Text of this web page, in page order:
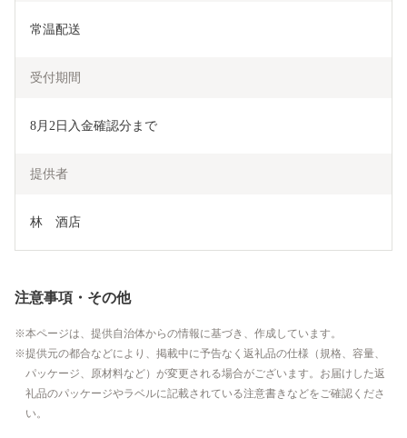
常温配送
受付期間
8月2日入金確認分まで
提供者
林　酒店
注意事項・その他
本ページは、提供自治体からの情報に基づき、作成しています。
提供元の都合などにより、掲載中に予告なく返礼品の仕様（規格、容量、
パッケージ、原材料など）が変更される場合がございます。お届けした返
礼品のパッケージやラベルに記載されている注意書きなどをご確認くださ
い。